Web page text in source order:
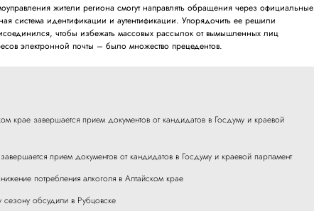
жители региона смогут направлять обращения через официальные
система идентификации и аутентификации. Упорядочить ее решили
чтобы избежать массовых рассылок от вымышленных лиц
электронной почты – было множество прецедентов.
крае завершается прием документов от кандидатов в Госдуму и краевой
прием документов от кандидатов в Госдуму и краевой парламент
потребления алкоголя в Алтайском крае
сезону обсудили в Рубцовске